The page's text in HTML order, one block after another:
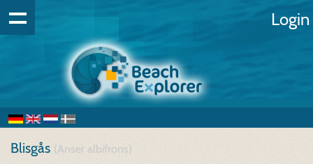
Login
Blisgås (Anser albifrons)